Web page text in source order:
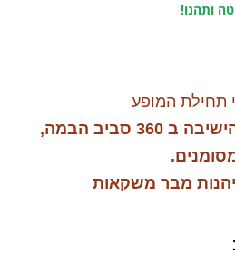
ותהנו!
תחילת המופע
הגעתכם/ן, הישיבה ב 360 סביב הבמה,
מבר משקאות